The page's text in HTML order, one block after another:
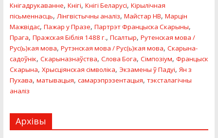
Кнігадрукаванне, Кнігі, Кнігі Беларусі, Кірылічная
пісьменнасць,Лінгвістычны аналіз, Майстар HB, Марцін
Мажвідас, Пажар у Празе, Партрэт Францыска Скарыны,
Прага, Пражская Біблія 1488 г., Псалтыр, Рутенская мова /
Рус(ь)кая мова, Рутэнская мова / Рус(ь)кая мова, Скарына-
садоўнік, Скарыназнаўства, Слова Бога, Сімпозіум, Францыск
Скарына, Хрысціянская сімволіка, Экзамены ў Падуі, Ян з
Пухава, матывацыя, самарэпрэзентацыя, тэксталагічны
аналіз
Архівы